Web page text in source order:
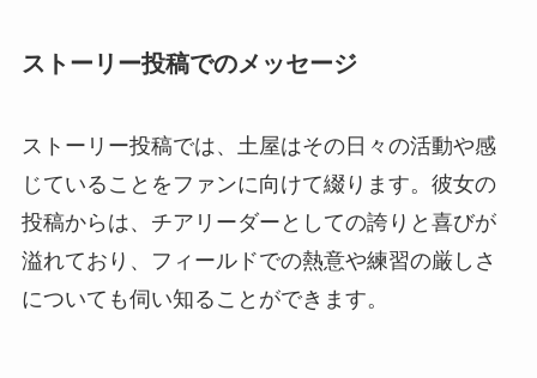
ストーリー投稿でのメッセージ
ストーリー投稿では、土屋はその日々の活動や感
じていることをファンに向けて綴ります。彼女の
投稿からは、チアリーダーとしての誇りと喜びが
溢れており、フィールドでの熱意や練習の厳しさ
についても伺い知ることができます。